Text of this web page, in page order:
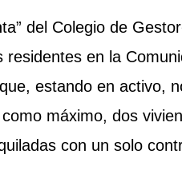
del Colegio de
residentes en la
estando en activo,
máximo, dos
con un solo